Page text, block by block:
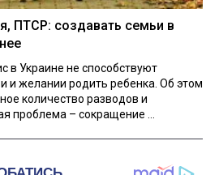
ПТСР: создавать семьи в
в Украине не способствуют
и желании родить ребенка. Об этом
количество разводов и
проблема – сокращение ...